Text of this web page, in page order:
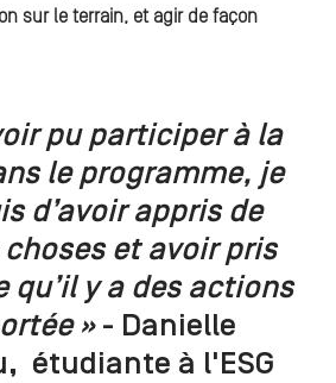
sur le terrain, et agir de façon
pu participer à la
le programme, je
d’avoir appris de
et avoir pris
qu’il y a des actions
»- Danielle
étudiante à l'ESG